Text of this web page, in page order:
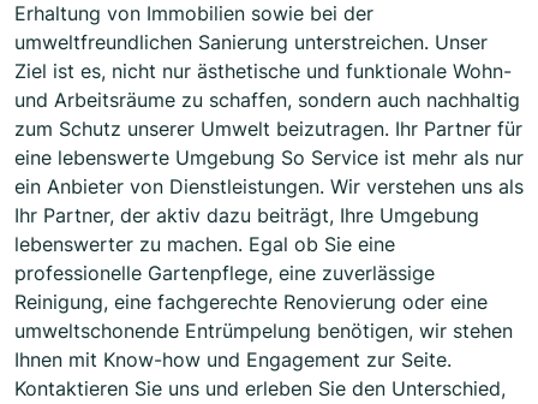
Erhaltung von Immobilien sowie bei der
umweltfreundlichen Sanierung unterstreichen. Unser
Ziel ist es, nicht nur ästhetische und funktionale Wohn-
und Arbeitsräume zu schaffen, sondern auch nachhaltig
zum Schutz unserer Umwelt beizutragen. Ihr Partner für
eine lebenswerte Umgebung So Service ist mehr als nur
ein Anbieter von Dienstleistungen. Wir verstehen uns als
Ihr Partner, der aktiv dazu beiträgt, Ihre Umgebung
lebenswerter zu machen. Egal ob Sie eine
professionelle Gartenpflege, eine zuverlässige
Reinigung, eine fachgerechte Renovierung oder eine
umweltschonende Entrümpelung benötigen, wir stehen
Ihnen mit Know-how und Engagement zur Seite.
Kontaktieren Sie uns und erleben Sie den Unterschied,